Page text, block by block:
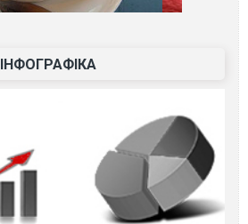
ІНФОГРАФІКА